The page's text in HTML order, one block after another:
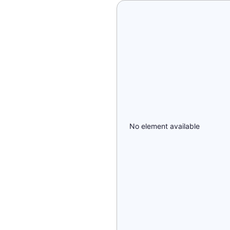
No element available